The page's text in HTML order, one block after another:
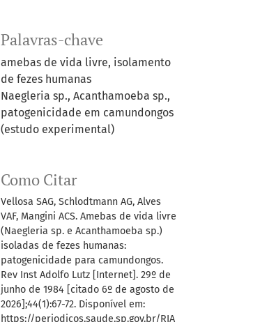
Palavras-chave
amebas de vida livre, isolamento
de fezes humanas
Naegleria sp., Acanthamoeba sp.,
patogenicidade em camundongos
(estudo experimental)
Como Citar
Vellosa SAG, Schlodtmann AG, Alves
VAF, Mangini ACS. Amebas de vida livre
(Naegleria sp. e Acanthamoeba sp.)
isoladas de fezes humanas:
patogenicidade para camundongos.
Rev Inst Adolfo Lutz [Internet]. 29º de
junho de 1984 [citado 6º de agosto de
2026];44(1):67-72. Disponível em:
https://periodicos.saude.sp.gov.br/RIA